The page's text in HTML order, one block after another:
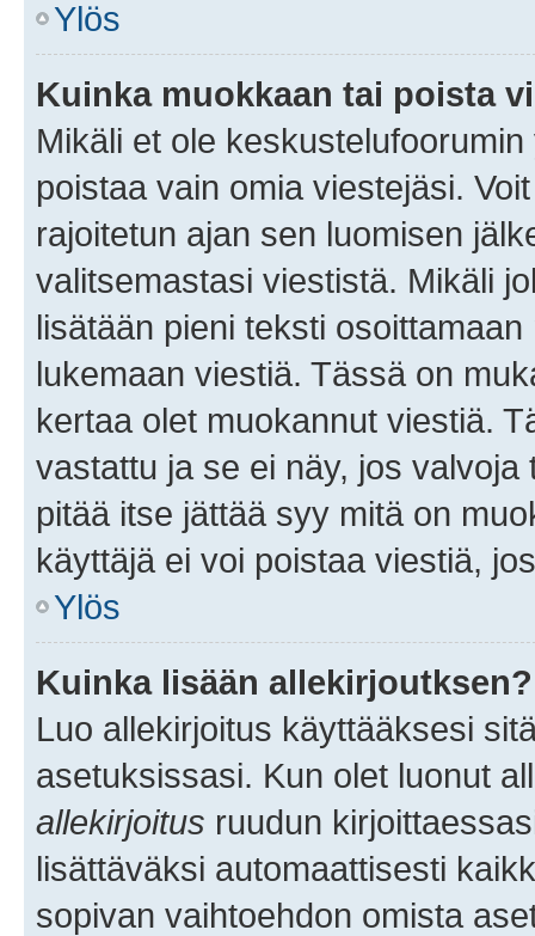
Ylös
Kuinka muokkaan tai poista
Mikäli et ole
poistaa vain omia viestejäsi.
rajoitetun ajan sen luomisen
valitsemastasi viestistä. Mikäli
lisätään pieni teksti
lukemaan viestiä. Tässä on
kertaa olet muokannut viestiä.
vastattu ja se ei näy, jos
pitää itse jättää syy mitä on
käyttäjä ei voi poistaa viestiä,
Ylös
Kuinka lisään allekirjoutksen?
Luo allekirjoitus käyttääksesi
asetuksissasi. Kun olet luonut
allekirjoitus ruudun
lisättäväksi automaattisesti
sopivan vaihtoehdon omista